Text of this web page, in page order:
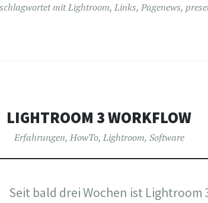
mitLightroom, Links, Pagenews,
LIGHTROOM 3 WORKFLOW
Erfahrungen, HowTo, Lightroom, Software
Seit bald drei Wochen ist